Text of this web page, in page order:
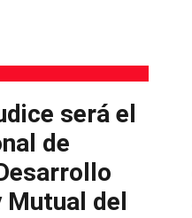
será el
de
del